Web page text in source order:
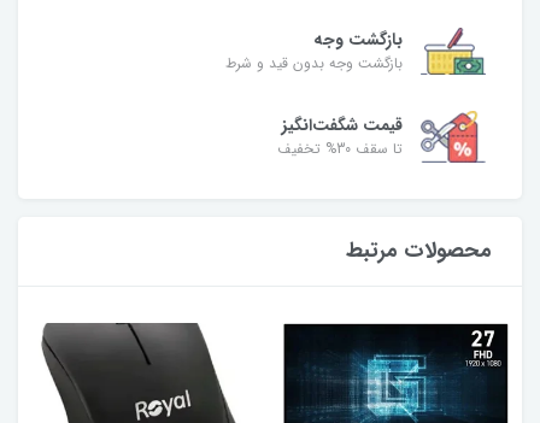
بازگشت وجه
بازگشت وجه بدون قید و شرط
قیمت شگفت‌انگیز
تا سقف 30% تخفیف
محصولات مرتبط